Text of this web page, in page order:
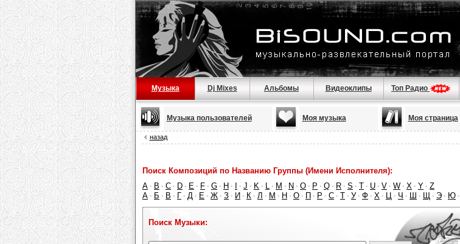
Музыка Dj Mixes Альбомы Видеоклипы Топ Радио
Музыка пользователей Моя музыка Моя страница
назад
Поиск Композиций по Названию Группы (Имени Исполнителя):
A · B · C · D · E · F · G · H · · J · K · L · M · N · O · P · Q · R · S · T · U · V · W · X · Y · Z
А · Б · В · Г · Д · Е · Ж · З · И · К · Л · М · Н · О · П · Р · С · Т · У · Ф · Х · Ц · Ч · Ш · Щ · Э · Ю ·
Поиск Музыки: